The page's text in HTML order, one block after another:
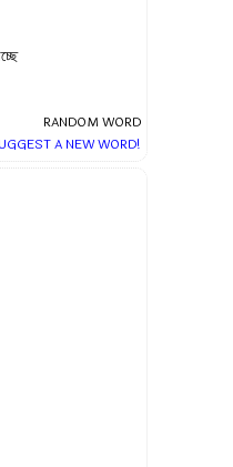
RANDOM WORD
A NEW WORD!